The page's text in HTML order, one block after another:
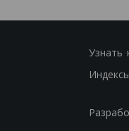
Узнать